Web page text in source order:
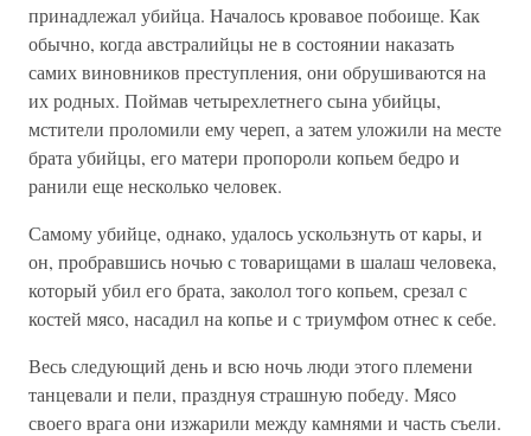
принадлежал убийца. Началось кровавое побоище. Как
обычно, когда австралийцы не в состоянии наказать
самих виновников преступления, они обрушиваются на
их родных. Поймав четырехлетнего сына убийцы,
мстители проломили ему череп, а затем уложили на месте
брата убийцы, его матери пропороли копьем бедро и
ранили еще несколько человек.
Самому убийце, однако, удалось ускользнуть от кары, и
он, пробравшись ночью с товарищами в шалаш человека,
который убил его брата, заколол того копьем, срезал с
костей мясо, насадил на копье и с триумфом отнес к себе.
Весь следующий день и всю ночь люди этого племени
танцевали и пели, празднуя страшную победу. Мясо
своего врага они изжарили между камнями и часть съели.